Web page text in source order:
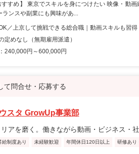
すすめ】 東京でスキルを身につけたい 映像・動
ランスや副業にも興味があ...
／上京して挑戦できる総合職｜動画スキルも習得
定めなし（無期雇用派遣）
240,000円～600,000円
て問合せ・応募する
スタ GrowUp事業部
リアを磨く。働きながら動画・ビジネス・
給制度あり 未経験歓迎 年間休日120日以上 研修あり